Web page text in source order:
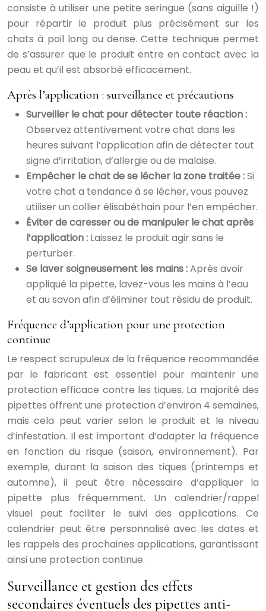
consiste à utiliser une petite seringue (sans aiguille !)
pour répartir le produit plus précisément sur les
chats à poil long ou dense. Cette technique permet
de s’assurer que le produit entre en contact avec la
peau et qu’il est absorbé efficacement.
Après l’application : surveillance et précautions
Surveiller le chat pour détecter toute réaction :
Observez attentivement votre chat dans les
heures suivant l’application afin de détecter tout
signe d’irritation, d’allergie ou de malaise.
Empêcher le chat de se lécher la zone traitée :Si
votre chat a tendance à se lécher, vous pouvez
utiliser un collier élisabéthain pour l’en empêcher.
Éviter de caresser ou de manipuler le chat après
l’application : Laissez le produit agir sans le
perturber.
Se laver soigneusement les mains :Après avoir
appliqué la pipette, lavez-vous les mains à l’eau
et au savon afin d’éliminer tout résidu de produit.
Fréquence d’application pour une protection
continue
Le respect scrupuleux de la fréquence recommandée
par le fabricant est essentiel pour maintenir une
protection efficace contre les tiques. La majorité des
pipettes offrent une protection d’environ 4 semaines,
mais cela peut varier selon le produit et le niveau
d’infestation. Il est important d’adapter la fréquence
en fonction du risque (saison, environnement). Par
exemple, durant la saison des tiques (printemps et
automne), il peut être nécessaire d’appliquer la
pipette plus fréquemment. Un calendrier/rappel
visuel peut faciliter le suivi des applications. Ce
calendrier peut être personnalisé avec les dates et
les rappels des prochaines applications, garantissant
ainsi une protection continue.
Surveillance et gestion des effets
secondaires éventuels des pipettes anti-